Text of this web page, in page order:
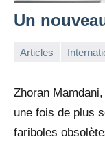
Un
Articles
Zhoran
une fois de plus
fariboles